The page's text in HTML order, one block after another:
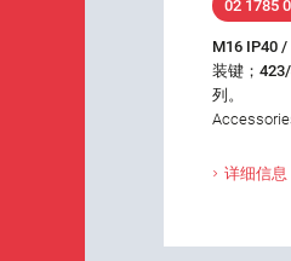
02 1785
M16 IP40
装键；
列。
详细信息